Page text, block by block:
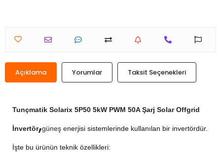
Açıklama Yorumlar Taksit Seçenekleri
Tunçmatik Solarix 5P50 5kW PWM 50A Şarj Solar Offgrid
İnvertör,güneş enerjisi sistemlerinde kullanılan bir invertördür.
İşte bu ürünün teknik özellikleri: